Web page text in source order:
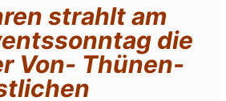
strahlt am
die
Von- Thünen-